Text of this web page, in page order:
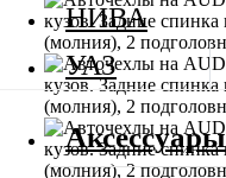
НИВА
УАЗ
Аксессуары